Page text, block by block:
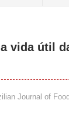
vida útil
Journal of